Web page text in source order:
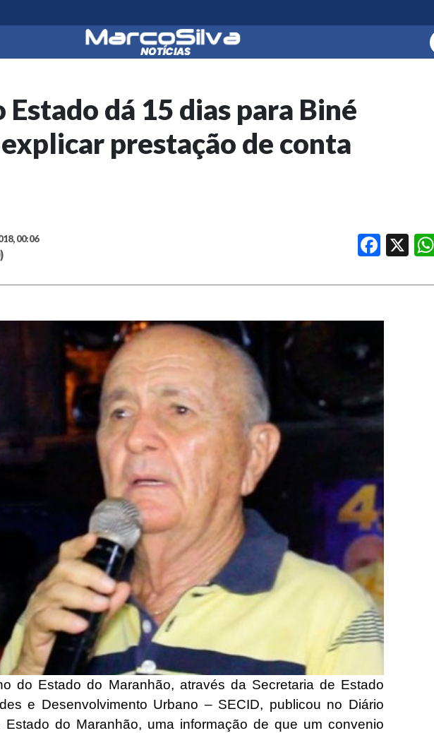
Estado dá 15 dias para Biné
prestação de conta
00:06
Facebook
do Estado do Maranhão, através da Secretaria de Estado
e Desenvolvimento Urbano – SECID, publicou no Diário
Estado do Maranhão, uma informação de que um convenio